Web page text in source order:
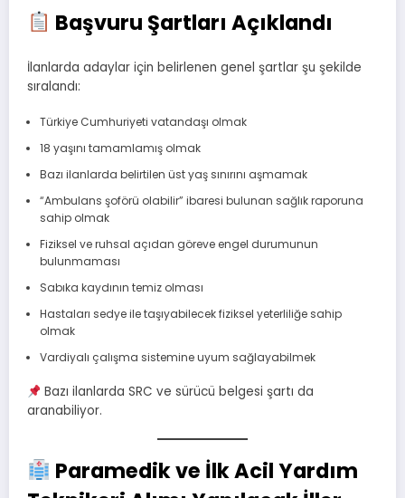
Başvuru Şartları Açıklandı
İlanlarda adaylar için belirlenen genel şartlar şu şekilde
sıralandı:
Türkiye Cumhuriyeti vatandaşı olmak
18 yaşını tamamlamış olmak
Bazı ilanlarda belirtilen üst yaş sınırını aşmamak
“Ambulans şoförü olabilir” ibaresi bulunan sağlık raporuna
sahip olmak
Fiziksel ve ruhsal açıdan göreve engel durumunun
bulunmaması
Sabıka kaydının temiz olması
Hastaları sedye ile taşıyabilecek fiziksel yeterliliğe sahip
olmak
Vardiyalı çalışma sistemine uyum sağlayabilmek
Bazı ilanlarda SRC ve sürücü belgesi şartı da
aranabiliyor.
Paramedik ve İlk Acil Yardım